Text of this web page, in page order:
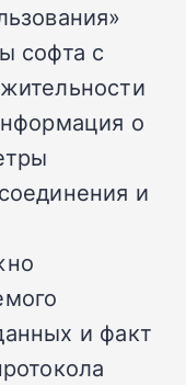
софта с
о
и
и факт